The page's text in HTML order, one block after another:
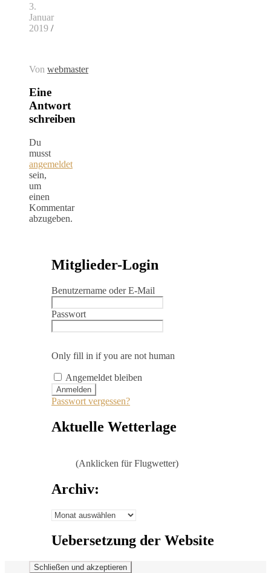
3.
Januar
2019 /
Von webmaster
Eine
Antwort
schreiben
Du
musst
angemeldet
sein,
um
einen
Kommentar
abzugeben.
Mitglieder-Login
Benutzername oder E-Mail
Passwort
Only fill in if you are not human
Angemeldet bleiben
Passwort vergessen?
Aktuelle Wetterlage
(Anklicken für Flugwetter)
Archiv:
Archiv:
Uebersetzung der Website